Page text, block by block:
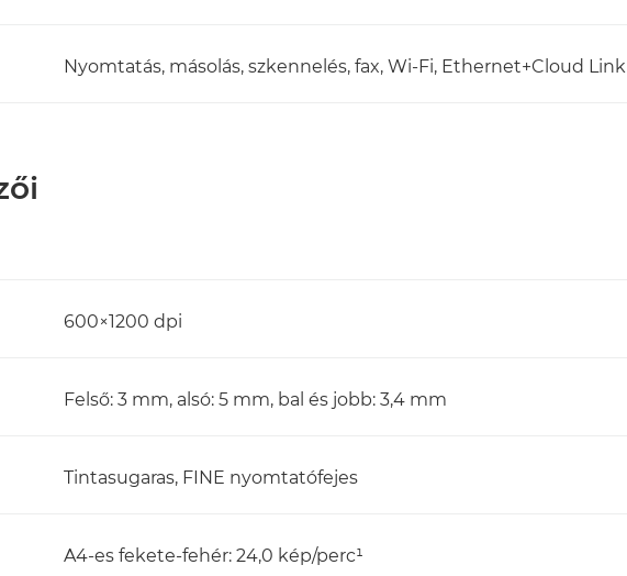
Nyomtatás, másolás, szkennelés, fax, Wi-Fi, Ethernet+Cloud Link
600×1200 dpi
Felső: 3 mm, alsó: 5 mm, bal és jobb: 3,4 mm
Tintasugaras, FINE nyomtatófejes
A4-es fekete-fehér: 24,0 kép/perc¹